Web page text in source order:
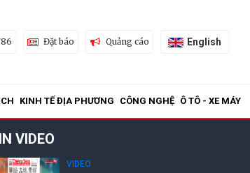
Đặt báo Quảng cáo English
KINH TẾ ĐỊA PHƯƠNG CÔNG NGHỆ Ô TÔ - XE MÁY
VIDEO
VIDEO